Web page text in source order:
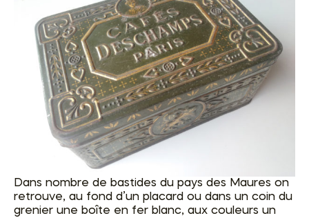
Dans nombre de bastides du pays des Maures on
retrouve, au fond d’un placard ou dans un coin du
grenier une boîte en fer blanc, aux couleurs un